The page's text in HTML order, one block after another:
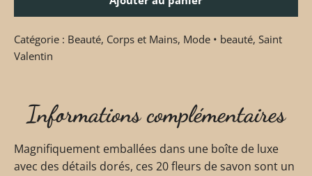
Catégorie : Beauté, Corps et Mains, Mode • beauté, Saint
Valentin
Informations complémentaires
Magnifiquement emballées dans une boîte de luxe
avec des détails dorés, ces 20 fleurs de savon sont un